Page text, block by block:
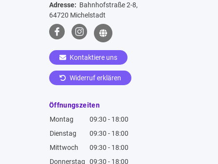
Adresse: Bahnhofstraße 2-8,
64720 Michelstadt
Kontaktiere uns
Widerruf erklären
Öffnungszeiten
Montag
09:30 - 18:00
Dienstag
09:30 - 18:00
Mittwoch
09:30 - 18:00
Donnerstag
09:30 - 18:00